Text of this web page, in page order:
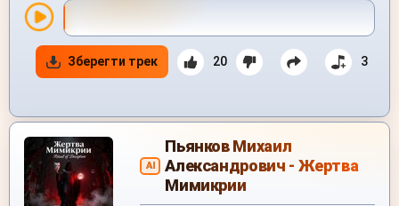
Зберегти трек 20 3
AI
Пьянков Михаил
Александрович - Жертва
Мимикрии